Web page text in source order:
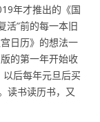
年才推出的《国
活”前的每一本旧
日历》的想法一
的第一年开始收
后每年元旦后买
读书读历书，又